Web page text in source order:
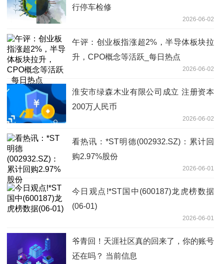
行停车检修
2026-06-02
午评：创业板指涨超2%，半导体板块拉
升，CPO概念等活跃_每日热点
2026-06-02
淮安市绿森木业有限公司成立 注册资本
200万人民币
2026-06-02
看热讯：*ST明德(002932.SZ)：累计回
购2.97%股份
2026-06-01
今日观点!*ST国中(600187)龙虎榜数据
(06-01)
2026-06-01
爷青回！天涯社区真的回来了，你的账号
还在吗？ 当前信息